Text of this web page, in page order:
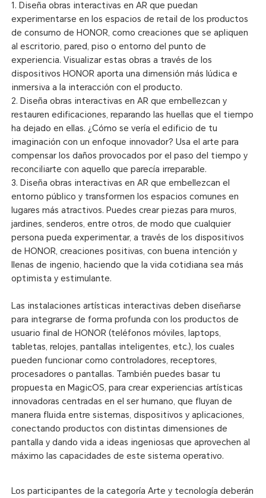
1. Diseña obras interactivas en AR que puedan
experimentarse en los espacios de retail de los productos
de consumo de HONOR, como creaciones que se apliquen
al escritorio, pared, piso o entorno del punto de
experiencia. Visualizar estas obras a través de los
dispositivos HONOR aporta una dimensión más lúdica e
inmersiva a la interacción con el producto.
2. Diseña obras interactivas en AR que embellezcan y
restauren edificaciones, reparando las huellas que el tiempo
ha dejado en ellas. ¿Cómo se vería el edificio de tu
imaginación con un enfoque innovador? Usa el arte para
compensar los daños provocados por el paso del tiempo y
reconciliarte con aquello que parecía irreparable.
3. Diseña obras interactivas en AR que embellezcan el
entorno público y transformen los espacios comunes en
lugares más atractivos. Puedes crear piezas para muros,
jardines, senderos, entre otros, de modo que cualquier
persona pueda experimentar, a través de los dispositivos
de HONOR, creaciones positivas, con buena intención y
llenas de ingenio, haciendo que la vida cotidiana sea más
optimista y estimulante.
Las instalaciones artísticas interactivas deben diseñarse
para integrarse de forma profunda con los productos de
usuario final de HONOR (teléfonos móviles, laptops,
tabletas, relojes, pantallas inteligentes, etc.), los cuales
pueden funcionar como controladores, receptores,
procesadores o pantallas. También puedes basar tu
propuesta en MagicOS, para crear experiencias artísticas
innovadoras centradas en el ser humano, que fluyan de
manera fluida entre sistemas, dispositivos y aplicaciones,
conectando productos con distintas dimensiones de
pantalla y dando vida a ideas ingeniosas que aprovechen al
máximo las capacidades de este sistema operativo.
Los participantes de la categoría Arte y tecnología deberán